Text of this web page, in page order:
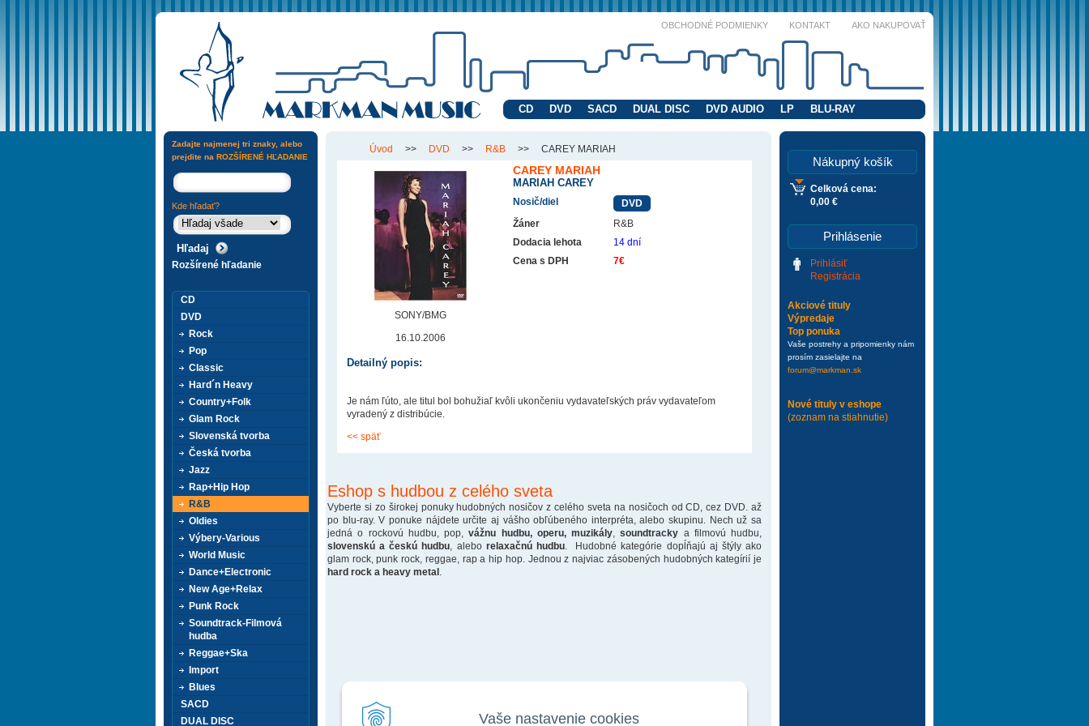
Vaše nastavenie cookies
OBCHODNÉ PODMIENKY KONTAKT AKO NAKUPOVAŤ
CD DVD SACD DUAL DISC DVD AUDIO LP BLU-RAY
Úvod >> DVD >> R&B >> CAREY MARIAH
SONY/BMG
16.10.2006
CAREY MARIAH
MARIAH CAREY
Nosič/diel
DVD
Žáner
R&B
Dodacia lehota
14 dní
Cena s DPH
7€
Detailný popis:
Je nám ľúto, ale titul bol bohužiaľ kvôli ukončeniu vydavateľských práv vydavateľom
vyradený z distribúcie.
<< späť
Eshop s hudbou z celého sveta
Vyberte si zo širokej ponuky hudobných nosičov z celého sveta na nosičoch od CD, cez DVD. až
po blu-ray. V ponuke nájdete určite aj vášho obľúbeného interpréta, alebo skupinu. Nech už sa
jedná o rockovú hudbu, pop,vážnu hudbu, operu, muzikály ,soundtracky a filmovú hudbu,
slovenskú a českú hudbu , alebo relaxačnú hudbu. Hudobné kategórie dopĺňajú aj štýly ako
glam rock, punk rock, reggae, rap a hip hop. Jednou z najviac zásobených hudobných kategírií je
hard rock a heavy metal
Nákupný košík
Celková cena:
0,00 €
Prihlásenie
Prihlásiť
Registrácia
Akciové tituly
Výpredaje
Top ponuka
Vaše postrehy a pripomienky nám
prosím zasielajte na
forum@markman.sk
Nové tituly v eshope
(zoznam na stiahnutie)
Zadajte najmenej tri znaky, alebo
prejdite na ROZŠÍRENÉ HĽADANIE
Kde hľadať?
Rozšírené hľadanie
CD
DVD
Rock
Pop
Classic
Hard´n Heavy
Country+Folk
Glam Rock
Slovenská tvorba
Česká tvorba
Jazz
Rap+Hip Hop
R&B
Oldies
Výbery-Various
World Music
Dance+Electronic
New Age+Relax
Punk Rock
Soundtrack-Filmová
hudba
Reggae+Ska
Import
Blues
SACD
DUAL DISC